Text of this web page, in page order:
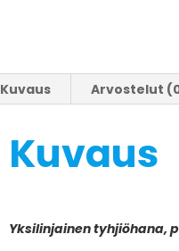
Kuvaus Arvostelut
Kuvaus
Yksilinjainen tyhjiöhana,